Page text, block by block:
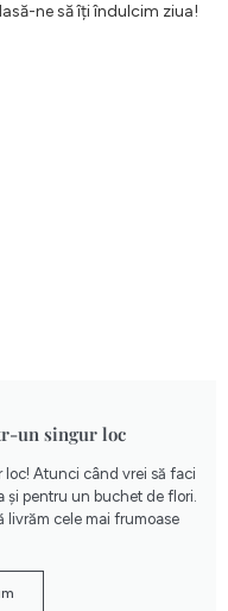
ne să îți îndulcim ziua!
un singur loc
Atunci când vrei să faci
și pentru un buchet de flori.
livrăm cele mai frumoase